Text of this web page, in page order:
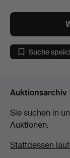
Suche
Auktionsarchiv
Sie suchen in
Auktionen.
Stattdessen